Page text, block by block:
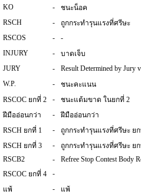
KO
-
ชนะน็อค
RSCH
-
ถูกกระทำรุนแรงที่ศรีษะ
RSCOS
-
-
INJURY
-
บาดเจ็บ
JURY
-
Result Determined by Jury
W.P.
-
ชนะคะแนน
RSCOC ยกที่ 2
-
ชนะแต้มขาด ในยกที่ 2
ฝีมืออ่อนกว่า
-
ฝีมืออ่อนกว่า
RSCH ยกที่ 1
-
ถูกกระทำรุนแรงที่ศรีษะ ย
RSCH ยกที่ 3
-
ถูกกระทำรุนแรงที่ศรีษะ ย
RSCB2
-
Refree Stop Contest Body
RSCOC ยกที่ 4
-
แพ้
-
แพ้